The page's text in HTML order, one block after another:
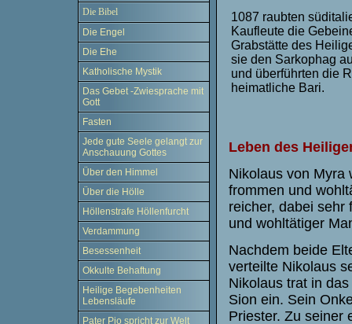
Die Bibel
Die Engel
Die Ehe
Katholische Mystik
Das Gebet -Zwiesprache mit
Gott
Fasten
Jede gute Seele gelangt zur
Anschauung Gottes
Über den Himmel
Über die Hölle
Höllenstrafe Höllenfurcht
Verdammung
Besessenheit
Okkulte Behaftung
Heilige Begebenheiten
Lebensläufe
Pater Pio spricht zur Welt
1087 raubten
Kaufleute die
Grabstätte des
sie den Sarkophag
und überführten die
heimatliche Bari.
Leben des
Nikolaus von Myra
frommen und
reicher, dabei sehr
und wohltätiger
Nachdem beide
verteilte Nikolaus
Nikolaus trat in
Sion ein. Sein
Priester. Zu seiner